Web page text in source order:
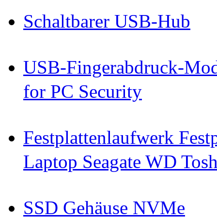
Schaltbarer USB-Hub
USB-Fingerabdruck-
for PC Security
Festplattenlaufwerk
Laptop Seagate WD
SSD Gehäuse NVMe